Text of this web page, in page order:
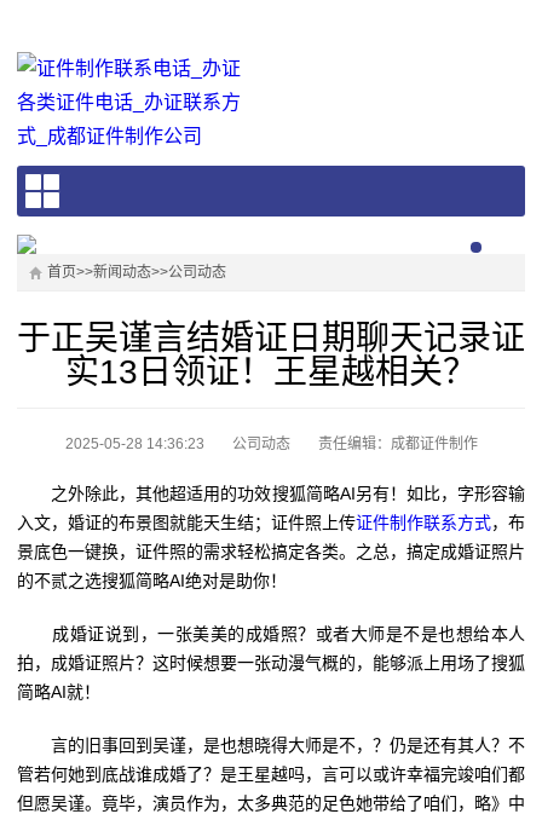
首页>>新闻动态>>公司动态
于正吴谨言结婚证日期聊天记录证
实13日领证！王星越相关？
2025-05-28 14:36:23 公司动态 责任编辑：成都证件制作
之外除此，其他超适用的功效搜狐简略AI另有！如比，字形容输
入文，婚证的布景图就能天生结；证件照上传证件制作联系方式，布
景底色一键换，证件照的需求轻松搞定各类。之总，搞定成婚证照片
的不贰之选搜狐简略AI绝对是助你！
成婚证说到，一张美美的成婚照？或者大师是不是也想给本人
拍，成婚证照片？这时候想要一张动漫气概的，能够派上用场了搜狐
简略AI就！
言的旧事回到吴谨，是也想晓得大师是不，？仍是还有其人？不
管若何她到底战谁成婚了？是王星越吗，言可以或许幸福完竣咱们都
但愿吴谨。竟毕，演员作为，太多典范的足色她带给了咱们，略》中